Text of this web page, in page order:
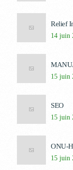
Relief
14 juin
15 juin
SEO
15 juin
ONU-
15 juin